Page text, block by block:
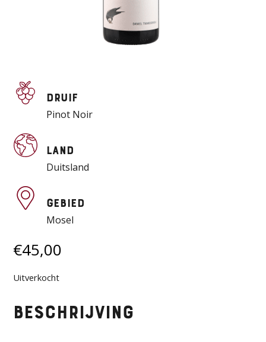
Druif
Pinot Noir
Land
Duitsland
Gebied
Mosel
€45,00
Uitverkocht
Beschrijving